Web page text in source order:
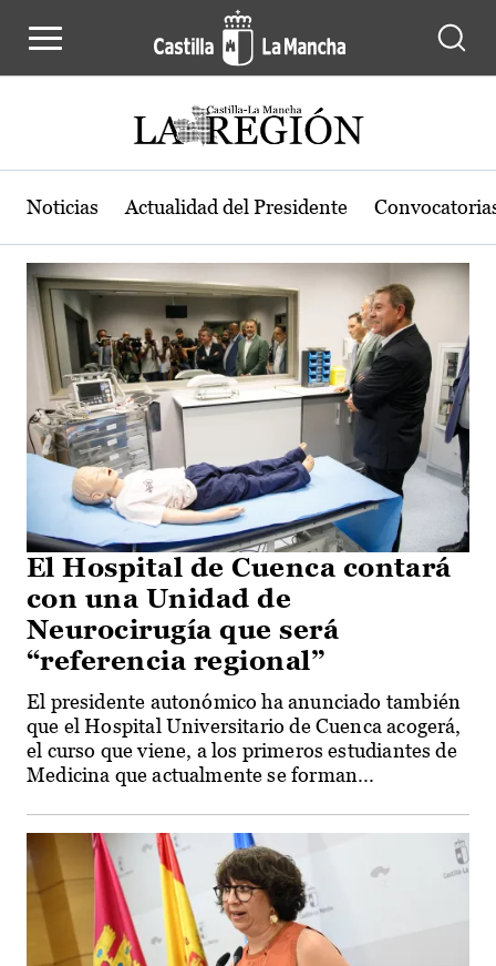
Actualidad de la región de Castilla-
Noticias Actualidad del Presidente
El Hospital de Cuenca contará
con una Unidad de
Neurocirugía que será
“referencia regional”
El presidente autonómico ha anunciado también
que el Hospital Universitario de Cuenca acogerá,
el curso que viene, a los primeros estudiantes de
Medicina que actualmente se forman...